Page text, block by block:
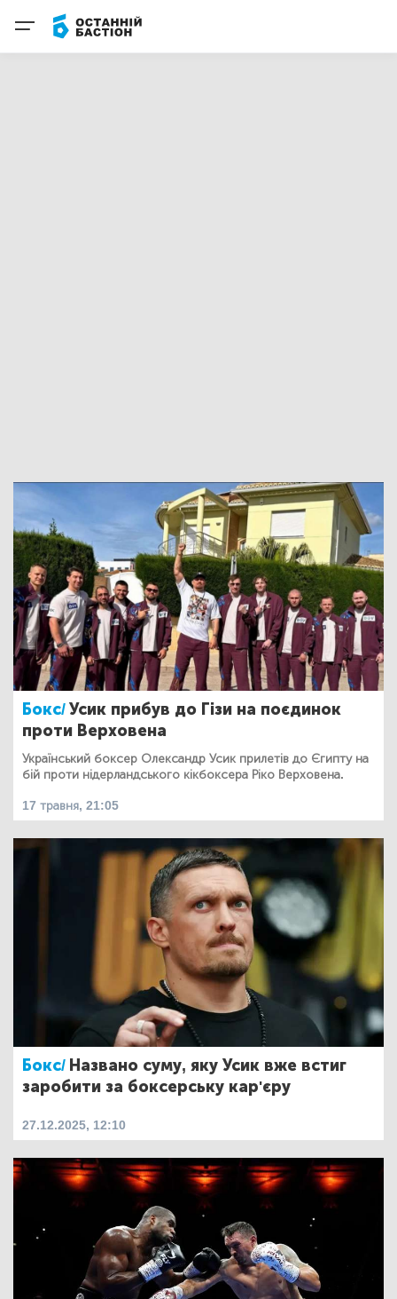
Бокс/Усик прибув до Гізи на поєдинок
проти Верховена
Український боксер Олександр Усик прилетів до Єгипту на
бій проти нідерландського кікбоксера Ріко Верховена.
17 травня, 21:05
Бокс/ Названо суму, яку Усик вже встиг
заробити за боксерську кар'єру
27.12.2025, 12:10